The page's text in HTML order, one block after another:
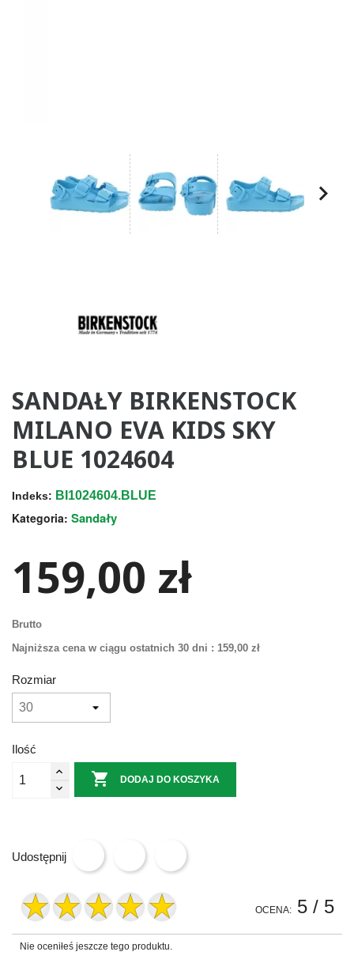
SANDAŁY BIRKENSTOCK
MILANO EVA KIDS SKY
BLUE 1024604
Indeks: BI1024604.BLUE
Kategoria: Sandały
159,00 zł
Brutto
Najniższa cena w ciągu ostatnich 30 dni : 159,00 zł
Rozmiar
Ilość
 DODAJ DO KOSZYKA
Udostępnij
OCENA: 5 / 5
Nie oceniłeś jeszcze tego produktu.